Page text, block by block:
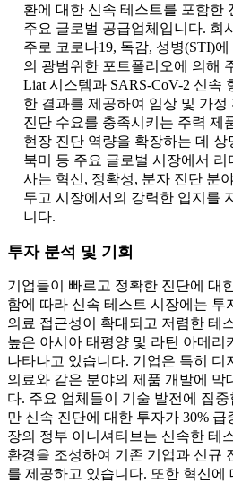
환에 대한 신속 테스트를 포함한
주요 글로벌 공급업체입니다. 회
주로 코로나19, 독감, 성병(STI)
의 광범위한 포트폴리오에 의해
Liat 시스템과 SARS-CoV-2 신속
한 결과를 제공하여 임상 및 가
진단 수요를 충족시키는 주력 제
현장 진단 역량을 확장하는 데
북미 등 주요 글로벌 시장에서 리
사는 혁신, 정확성, 분자 진단 분
두고 시장에서의 강력한 입지를
니다.
투자 분석 및 기회
기업들이 빠르고 정확한 진단에 대
함에 따라 신속 테스트 시장에는 투
의료 접근성이 확대되고 저렴한 테
높은 아시아 태평양 및 라틴 아메리
나타나고 있습니다. 기업은 특히 디
의료와 같은 분야의 제품 개발에 막
다. 주요 업체들이 기술 발전에 집중
만 신속 진단에 대한 투자가 30% 급
장의 정부 이니셔티브는 신속한 테
환경을 조성하여 기존 기업과 신규
를 제공하고 있습니다. 또한 혁신에